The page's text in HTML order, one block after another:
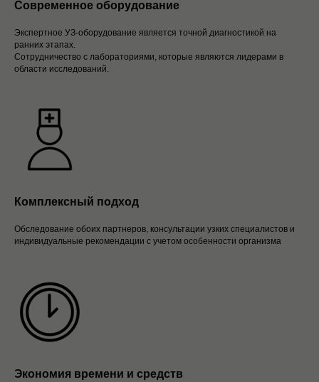
Современное оборудование
Экспертное УЗ-оборудование является точной диагностикой на
ранних этапах.
Сотрудничество с лабораториями, которые являются лидерами в
области исследований.
Комплексный подход
Обследование обоих партнеров, консультации узких специалистов и
индивидуальные рекомендации с учетом особенности организма
Экономия времени и средств